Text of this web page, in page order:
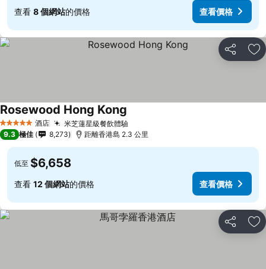
查看 8 個網站的價格 查看價格
分享 放
5 星級 酒店 米芝蓮星級餐飲體驗
Rosewood Hong Kong
9.3 極佳 8,273 距離香港島 2.3 公里
低至 $6,658
查看 12 個網站的價格 查看價格
分享 放